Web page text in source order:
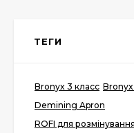
ТЕГИ
Bronyx 3 класс Bronyx
Demining Apron
ROFI для розмінування